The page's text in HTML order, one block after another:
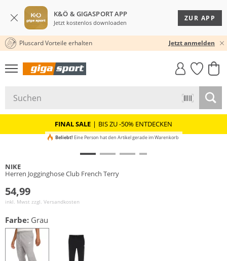
K&Ö & GIGASPORT APP
Jetzt kostenlos downloaden
ZUR APP
30 TAGE RÜCKGABERECHT
Pluscard Vorteile erhalten Jetzt anmelden
GIGASTYLE
FAHRRAD­
MUST-HAVE
FINAL SALE | BIS ZU -50% ENTDECKEN
Beliebt! Eine Person hat den Artikel gerade im Warenkorb
NIKE
Herren Jogginghose Club French Terry
54,99
inkl. Mwst zzgl. Versandkosten
Farbe: Grau